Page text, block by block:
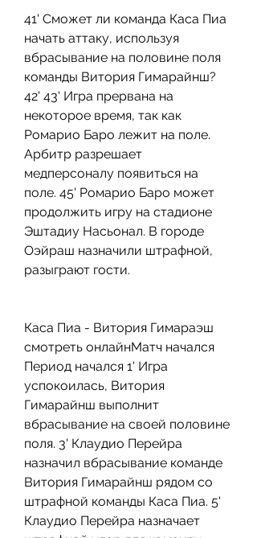
41' Сможет ли команда Каса Пиа
начать аттаку, используя
вбрасывание на половине поля
команды Витория Гимарайнш?
42' 43' Игра прервана на
некоторое время, так как
Ромарио Баро лежит на поле.
Арбитр разрешает
медперсоналу появиться на
поле. 45' Ромарио Баро может
продолжить игру на стадионе
Эштадиу Насьонал. В городе
Оэйраш назначили штрафной,
разыграют гости.
Каса Пиа - Витория Гимараэш
смотреть онлайнМатч начался
Период начался 1' Игра
успокоилась, Витория
Гимарайнш выполнит
вбрасывание на своей половине
поля. 3' Клаудио Перейра
назначил вбрасывание команде
Витория Гимарайнш рядом со
штрафной команды Каса Пиа. 5'
Клаудио Перейра назначает